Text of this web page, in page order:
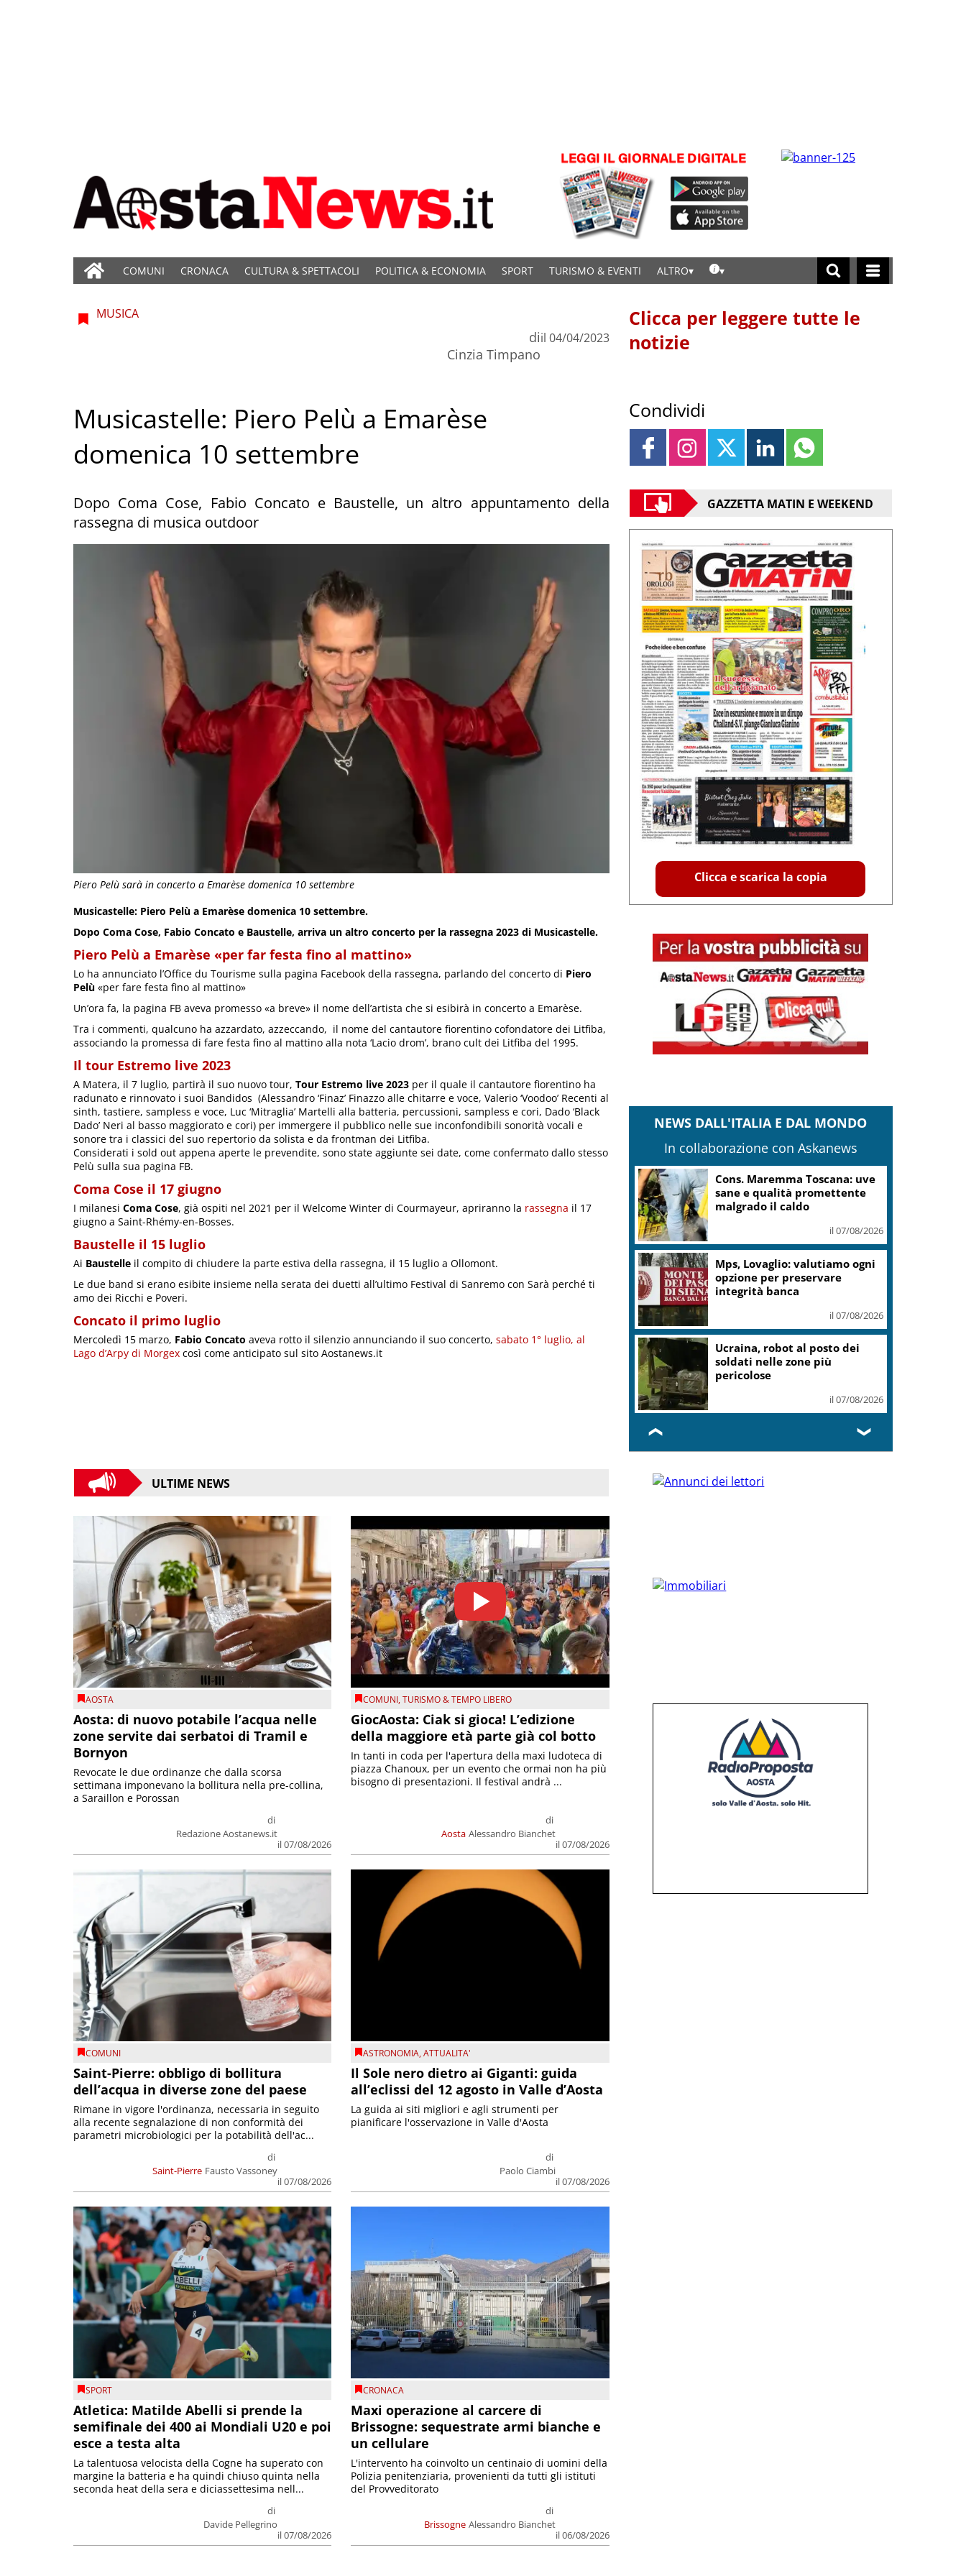
COMUNI CRONACA CULTURA & SPETTACOLI POLITICA & ECONOMIA SPORT TURISMO & EVENTI ALTRO
Piero Pelù sarà in concerto a Emarèse domenica 10 settembre
MUSICA
di
Cinzia Timpano
il 04/04/2023
Musicastelle: Piero Pelù a Emarèse
domenica 10 settembre
Dopo Coma Cose, Fabio Concato e Baustelle, un altro appuntamento della
rassegna di musica outdoor
Musicastelle: Piero Pelù a Emarèse domenica 10 settembre.
Dopo Coma Cose, Fabio Concato e Baustelle, arriva un altro concerto per la rassegna 2023 di Musicastelle.
Piero Pelù a Emarèse «per far festa fino al mattino»
Lo ha annunciato l’Office du Tourisme sulla pagina Facebook della rassegna, parlando del concerto di Piero
Pelù «per fare festa fino al mattino»
Un’ora fa, la pagina FB aveva promesso «a breve» il nome dell’artista che si esibirà in concerto a Emarèse.
Tra i commenti, qualcuno ha azzardato, azzeccando, il nome del cantautore fiorentino cofondatore dei Litfiba,
associando la promessa di fare festa fino al mattino alla nota ‘Lacio drom’, brano cult dei Litfiba del 1995.
Il tour Estremo live 2023
A Matera, il 7 luglio, partirà il suo nuovo tour, Tour Estremo live 2023 per il quale il cantautore fiorentino ha
radunato e rinnovato i suoi Bandidos (Alessandro ‘Finaz’ Finazzo alle chitarre e voce, Valerio ‘Voodoo’ Recenti al
sinth, tastiere, sampless e voce, Luc ‘Mitraglia’ Martelli alla batteria, percussioni, sampless e cori, Dado ‘Black
Dado’ Neri al basso maggiorato e cori) per immergere il pubblico nelle sue inconfondibili sonorità vocali e
sonore tra i classici del suo repertorio da solista e da frontman dei Litfiba.
Considerati i sold out appena aperte le prevendite, sono state aggiunte sei date, come confermato dallo stesso
Pelù sulla sua pagina FB.
Coma Cose il 17 giugno
I milanesi Coma Cose, già ospiti nel 2021 per il Welcome Winter di Courmayeur, apriranno la rassegna il 17
giugno a Saint-Rhémy-en-Bosses.
Baustelle il 15 luglio
Ai Baustelle il compito di chiudere la parte estiva della rassegna, il 15 luglio a Ollomont.
Le due band si erano esibite insieme nella serata dei duetti all’ultimo Festival di Sanremo con Sarà perché ti
amo dei Ricchi e Poveri.
Concato il primo luglio
Mercoledì 15 marzo, Fabio Concato aveva rotto il silenzio annunciando il suo concerto, sabato 1° luglio, al
Lago d’Arpy di Morgex così come anticipato sul sito Aostanews.it
ULTIME NEWS
AOSTA
Aosta: di nuovo potabile l’acqua nelle
zone servite dai serbatoi di Tramil e
Bornyon
di
Redazione Aostanews.it
il 07/08/2026
Revocate le due ordinanze che dalla scorsa
settimana imponevano la bollitura nella pre-collina,
a Saraillon e Porossan
COMUNI,TURISMO & TEMPO LIBERO
GiocAosta: Ciak si gioca! L’edizione
della maggiore età parte già col botto
Aosta
di
Alessandro Bianchet
il 07/08/2026
In tanti in coda per l'apertura della maxi ludoteca di
piazza Chanoux, per un evento che ormai non ha più
bisogno di presentazioni. Il festival andrà ...
COMUNI
Saint-Pierre: obbligo di bollitura
dell’acqua in diverse zone del paese
Saint-Pierre
di
Fausto Vassoney
il 07/08/2026
Rimane in vigore l'ordinanza, necessaria in seguito
alla recente segnalazione di non conformità dei
parametri microbiologici per la potabilità dell'ac...
ASTRONOMIA,ATTUALITA'
Il Sole nero dietro ai Giganti: guida
all’eclissi del 12 agosto in Valle d’Aosta
di
Paolo Ciambi
il 07/08/2026
La guida ai siti migliori e agli strumenti per
pianificare l'osservazione in Valle d'Aosta
SPORT
Atletica: Matilde Abelli si prende la
semifinale dei 400 ai Mondiali U20 e poi
esce a testa alta
di
Davide Pellegrino
il 07/08/2026
La talentuosa velocista della Cogne ha superato con
margine la batteria e ha quindi chiuso quinta nella
seconda heat della sera e diciassettesima nell...
CRONACA
Maxi operazione al carcere di
Brissogne: sequestrate armi bianche e
un cellulare
Brissogne
di
Alessandro Bianchet
il 06/08/2026
L'intervento ha coinvolto un centinaio di uomini della
Polizia penitenziaria, provenienti da tutti gli istituti
del Provveditorato
Clicca per leggere tutte le
notizie
Condividi
GAZZETTA MATIN E WEEKEND
Clicca e scarica la copia
NEWS DALL'ITALIA E DAL MONDO
In collaborazione con Askanews
Cons. Maremma Toscana: uve
sane e qualità promettente
malgrado il caldo
il 07/08/2026
Mps, Lovaglio: valutiamo ogni
opzione per preservare
integrità banca
il 07/08/2026
Ucraina, robot al posto dei
soldati nelle zone più
pericolose
il 07/08/2026
❮ ❯